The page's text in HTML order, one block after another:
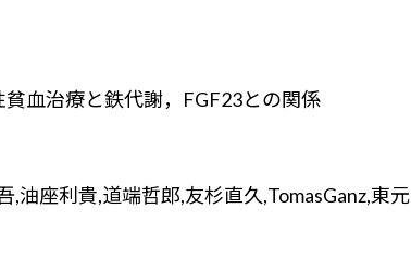
血治療と鉄代謝，FGF23との関係
,油座利貴,道端哲郎,友杉直久,TomasGanz,東元